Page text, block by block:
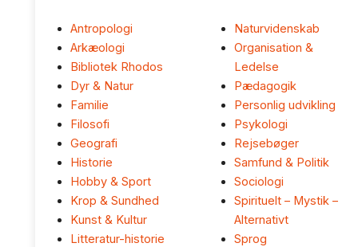
Antropologi
Arkæologi
Bibliotek Rhodos
Dyr & Natur
Familie
Filosofi
Geografi
Historie
Hobby & Sport
Krop & Sundhed
Kunst & Kultur
Litteratur-historie
Naturvidenskab
Organisation &
Ledelse
Pædagogik
Personlig udvikling
Psykologi
Rejsebøger
Samfund & Politik
Sociologi
Spirituelt – Mystik –
Alternativt
Sprog